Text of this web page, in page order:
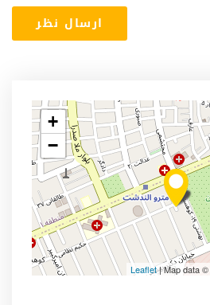
+
−
Leaflet| Map data ©